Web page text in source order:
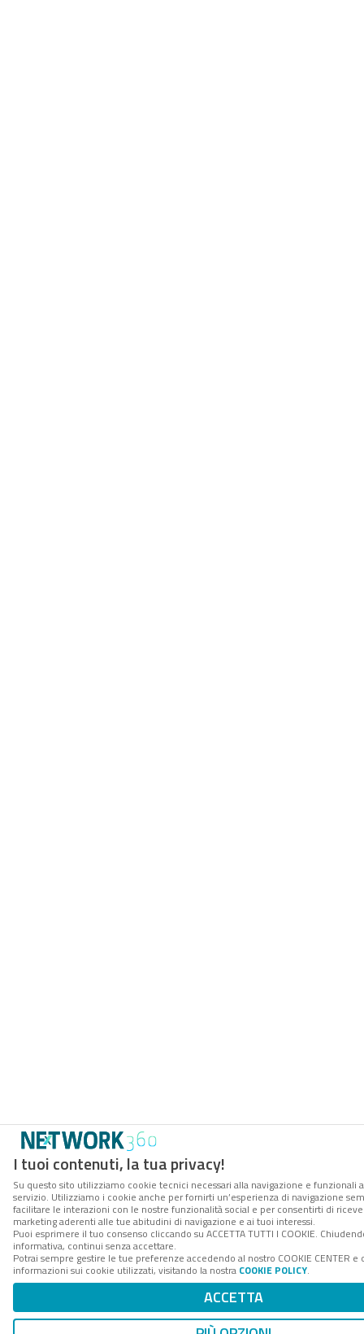
I tuoi contenuti, la tua privacy!
Su questo sito utilizziamo cookie tecnici necessari alla navigazione e funzionali
servizio. Utilizziamo i cookie anche per fornirti un’esperienza di navigazione
facilitare le interazioni con le nostre funzionalità social e per consentirti di
marketing aderenti alle tue abitudini di navigazione e ai tuoi interessi.
Puoi esprimere il tuo consenso cliccando su ACCETTA TUTTI I COOKIE.
informativa, continui senza accettare.
Potrai sempre gestire le tue preferenze accedendo al nostro COOKIE CENTER
informazioni sui cookie utilizzati, visitando la nostra COOKIE POLICY.
ACCETTA